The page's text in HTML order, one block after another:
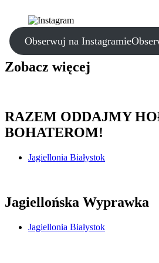
Obserwuj na Instagramie
Zobacz więcej
RAZEM ODDAJMY
BOHATEROM!
Jagiellonia Białystok
Jagiellońska Wyprawka
Jagiellonia Białystok